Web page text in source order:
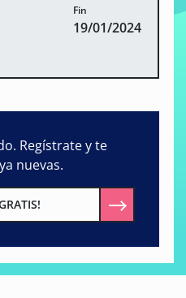
Fin
19/01/2024
Regístrate y te
nuevas.